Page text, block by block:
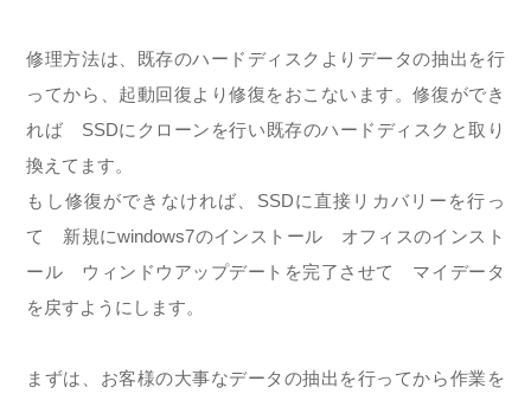
修理方法は、既存のハードディスクよりデータの抽出を行
ってから、起動回復より修復をおこないます。修復ができ
れば SSDにクローンを行い既存のハードディスクと取り
換えてます。
もし修復ができなければ、SSDに直接リカバリーを行っ
て 新規にwindows7のインストール オフィスのインスト
ール ウィンドウアップデートを完了させて マイデータ
を戻すようにします。
まずは、お客様の大事なデータの抽出を行ってから作業を